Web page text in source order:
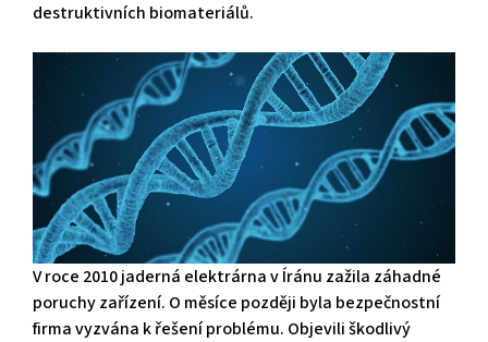
destruktivních biomateriálů.
V roce 2010 jaderná elektrárna v Íránu zažila záhadné
poruchy zařízení. O měsíce později byla bezpečnostní
firma vyzvána k řešení problému. Objevili škodlivý